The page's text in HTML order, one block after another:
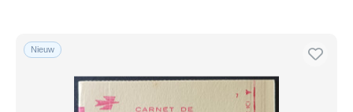
Nieuw